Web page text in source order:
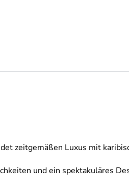
zeitgemäßen Luxus mit
und ein spektakuläres